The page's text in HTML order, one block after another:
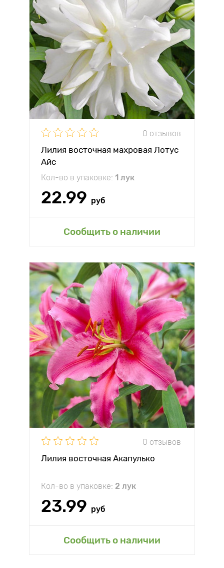
0 отзывов
Лилия восточная махровая Лотус
Айс
Кол-во в упаковке: 1 лук
22.99 руб
Сообщить о наличии
0 отзывов
Лилия восточная Акапулько
Кол-во в упаковке: 2 лук
23.99 руб
Сообщить о наличии